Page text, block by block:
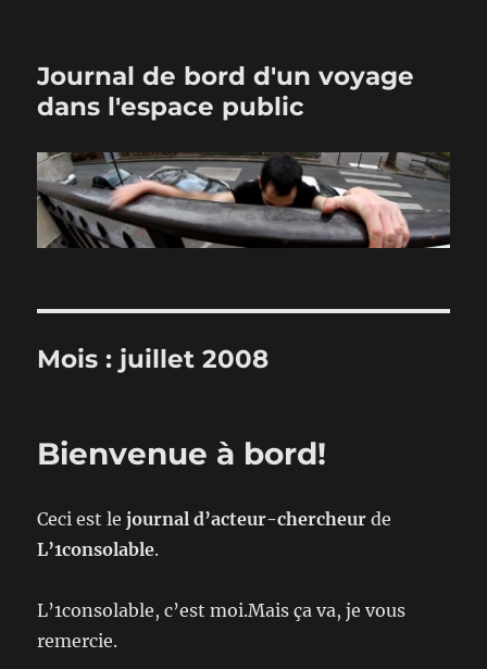
Journal de bord d'un voyage
dans l'espace public
Mois : juillet 2008
Bienvenue à bord!
Ceci est lejournal d’acteur-chercheurde
L’1consolable.
L’1consolable, c’est moi.Mais ça va, je vous
remercie.